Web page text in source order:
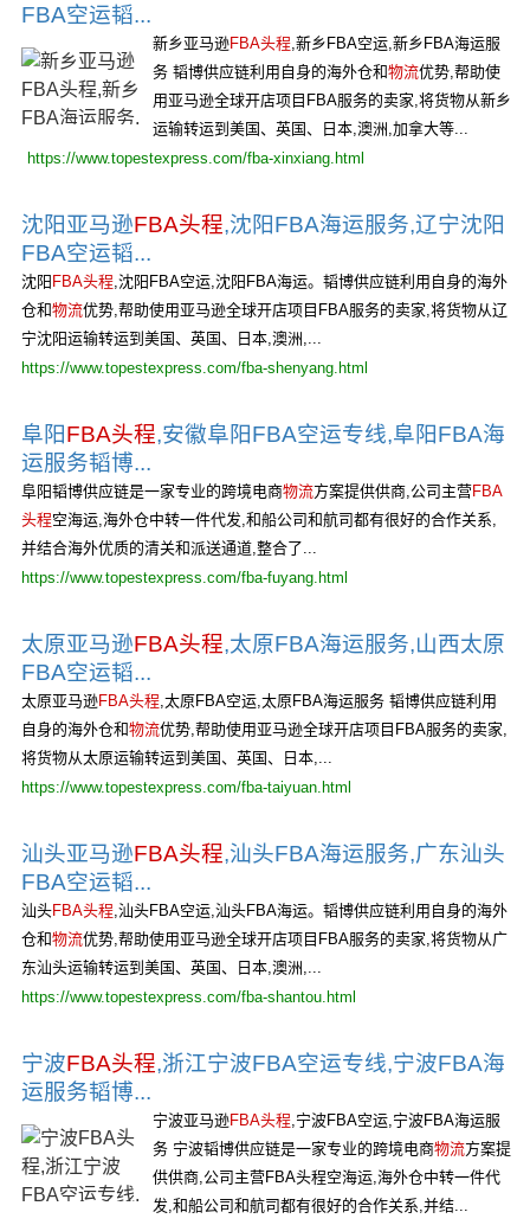
FBA空运韬...
新乡亚马逊FBA头程,新乡FBA空运,新乡FBA海运服
务 韬博供应链利用自身的海外仓和物流优势,帮助使
用亚马逊全球开店项目FBA服务的卖家,将货物从新乡
运输转运到美国、英国、日本,澳洲,加拿大等...
https://www.topestexpress.com/fba-xinxiang.html
沈阳亚马逊FBA头程,沈阳FBA海运服务,辽宁沈阳
FBA空运韬...
沈阳 FBA头程,沈阳FBA空运,沈阳FBA海运。韬博供应链利用自身的海外
仓和物流优势,帮助使用亚马逊全球开店项目FBA服务的卖家,将货物从辽
宁沈阳运输转运到美国、英国、日本,澳洲,...
https://www.topestexpress.com/fba-shenyang.html
阜阳FBA头程,安徽阜阳FBA空运专线,阜阳FBA海
运服务韬博...
阜阳韬博供应链是一家专业的跨境电商物流方案提供供商,公司主营FBA
头程空海运,海外仓中转一件代发,和船公司和航司都有很好的合作关系,
并结合海外优质的清关和派送通道,整合了...
https://www.topestexpress.com/fba-fuyang.html
太原亚马逊FBA头程,太原FBA海运服务,山西太原
FBA空运韬...
太原亚马逊FBA头程,太原FBA空运,太原FBA海运服务 韬博供应链利用
自身的海外仓和物流优势,帮助使用亚马逊全球开店项目FBA服务的卖家,
将货物从太原运输转运到美国、英国、日本,...
https://www.topestexpress.com/fba-taiyuan.html
汕头亚马逊FBA头程,汕头FBA海运服务,广东汕头
FBA空运韬...
汕头FBA头程,汕头FBA空运,汕头FBA海运。韬博供应链利用自身的海外
仓和物流优势,帮助使用亚马逊全球开店项目FBA服务的卖家,将货物从广
东汕头运输转运到美国、英国、日本,澳洲,...
https://www.topestexpress.com/fba-shantou.html
宁波FBA头程,浙江宁波FBA空运专线,宁波FBA海
运服务韬博...
宁波亚马逊FBA头程,宁波FBA空运,宁波FBA海运服
务 宁波韬博供应链是一家专业的跨境电商物流方案提
供供商,公司主营FBA头程空海运,海外仓中转一件代
发,和船公司和航司都有很好的合作关系,并结...